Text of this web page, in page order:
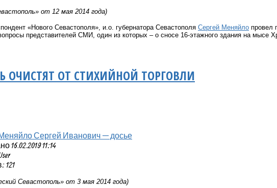
от 12 мая 2014 года)
«Нового Севастополя», и.о. губернатора Севастополя Сергей Меняйло провел
представителей СМИ, один из которых – о сносе 16-этажного здания на мысе
ОЧИСТЯТ ОТ СТИХИЙНОЙ ТОРГОВЛИ
Сергей Иванович — досье
16.02.2019 11:14
121
Севастополь» от 3 мая 2014 года)